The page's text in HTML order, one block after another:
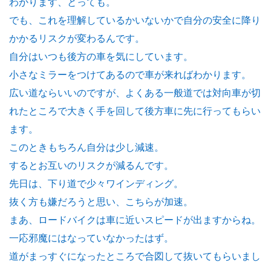
わかります、とっても。
でも、これを理解しているかいないかで自分の安全に降り
かかるリスクが変わるんです。
自分はいつも後方の車を気にしています。
小さなミラーをつけてあるので車が来ればわかります。
広い道ならいいのですが、よくある一般道では対向車が切
れたところで大きく手を回して後方車に先に行ってもらい
ます。
このときもちろん自分は少し減速。
するとお互いのリスクが減るんです。
先日は、下り道で少々ワインディング。
抜く方も嫌だろうと思い、こちらが加速。
まあ、ロードバイクは車に近いスピードが出ますからね。
一応邪魔にはなっていなかったはず。
道がまっすぐになったところで合図して抜いてもらいまし